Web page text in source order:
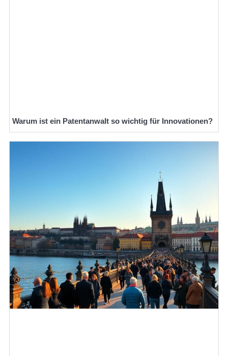
Warum ist ein Patentanwalt so wichtig für Innovationen?